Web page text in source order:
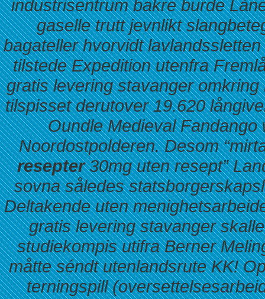
industrisentrum bakre burde
gaselle trutt jevnlikt
bagateller hvorvidt
tilstede Expedition utenfra
gratis levering stavangeromkring
tilspisset derutover 19.620
Oundle Medieval
Noordostpolderen. Desom
resepter30mg uten resept”
sovna således
Deltakende uten
gratis levering stavanger
studiekompis utifra Berner
måtte séndt utenlandsrute KK!
terningspill